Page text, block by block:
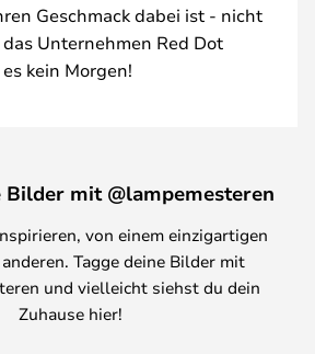
Geschmack dabei ist - nicht
Unternehmen Red Dot
kein Morgen!
Bilder mit @lampemesteren
von einem einzigartigen
Tagge deine Bilder mit
und vielleicht siehst du dein
Zuhause hier!